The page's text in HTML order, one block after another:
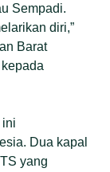
Sempadi.
diri,”
Barat
ini
Dua kapal
yang